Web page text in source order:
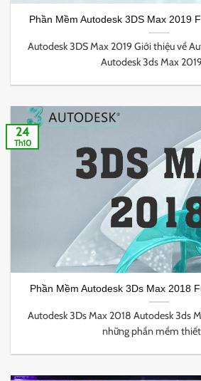
Phần Mềm Autodesk 3DS Max 2019
Autodesk 3DS Max 2019 Giới thiệu về
Autodesk 3ds Max
Phần Mềm Autodesk 3Ds Max 2018
Autodesk 3Ds Max 2018 Autodesk 3ds
những phần mềm
24
Th10